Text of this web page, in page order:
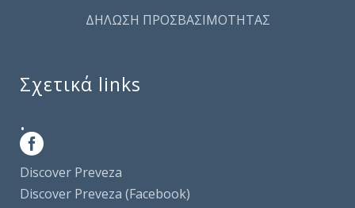
ΔΗΛΩΣΗ ΠΡΟΣΒΑΣΙΜΟΤΗΤΑΣ
Σχετικά links
.
Discover Preveza
Discover Preveza (Facebook)